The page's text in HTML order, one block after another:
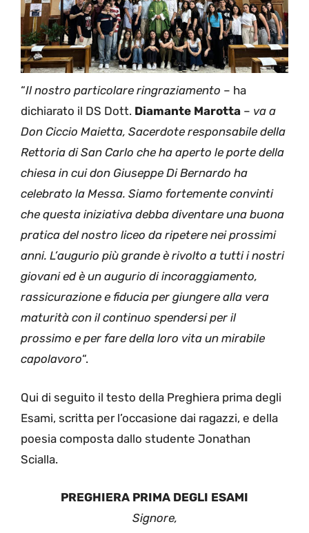
“Il nostro particolare ringraziamento – ha
dichiarato il DS Dott. Diamante Marotta – va a
Don Ciccio Maietta, Sacerdote responsabile della
Rettoria di San Carlo che ha aperto le porte della
chiesa in cui don Giuseppe Di Bernardo ha
celebrato la Messa. Siamo fortemente convinti
che questa iniziativa debba diventare una buona
pratica del nostro liceo da ripetere nei prossimi
anni. L’augurio più grande è rivolto a tutti i nostri
giovani ed è un augurio di incoraggiamento,
rassicurazione e fiducia per giungere alla vera
maturità con il continuo spendersi per il
prossimo e per fare della loro vita un mirabile
capolavoro“.
Qui di seguito il testo della Preghiera prima degli
Esami, scritta per l’occasione dai ragazzi, e della
poesia composta dallo studente Jonathan
Scialla.
PREGHIERA PRIMA DEGLI ESAMI
Signore,